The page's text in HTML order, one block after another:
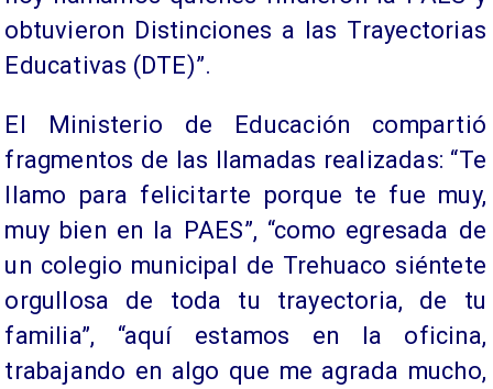
obtuvieron Distinciones a las Trayectorias
Educativas (DTE)”.
El Ministerio de Educación compartió
fragmentos de las llamadas realizadas: “Te
llamo para felicitarte porque te fue muy,
muy bien en la PAES”, “como egresada de
un colegio municipal de Trehuaco siéntete
orgullosa de toda tu trayectoria, de tu
familia”, “aquí estamos en la oficina,
trabajando en algo que me agrada mucho,